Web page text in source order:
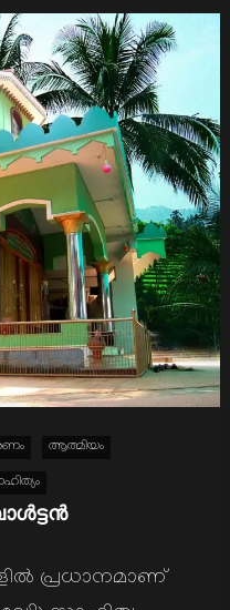
ആത്മിയം
പ്രധാനമാണ്